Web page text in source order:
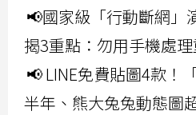
📢國家級「行動斷網」
揭3重點：勿用手機處
📢 LINE免費貼圖4款！
半年、熊大兔兔動態圖